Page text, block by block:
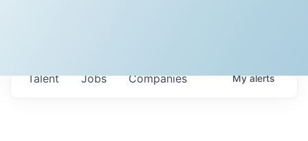
Jobs Companies
Talent Myalerts